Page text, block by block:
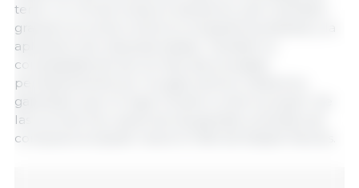
tener un 4 % de zonas en barbecho, pero también
gracias a la lucha contra la competencia desleal y la
aplicación de cláusulas espejo. También la
complejidad de las normas, denunciadas
periódicamente por los agricultores. Debemos
garantizar que no haya "elusión a nivel europeo" de
las normas "por parte de las grandes centrales de
compras europeas", lanzó el Jefe de Estado francés.